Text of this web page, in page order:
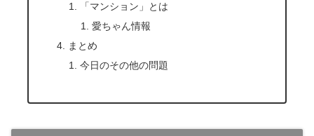
「マンション」とは
愛ちゃん情報
まとめ
今日のその他の問題